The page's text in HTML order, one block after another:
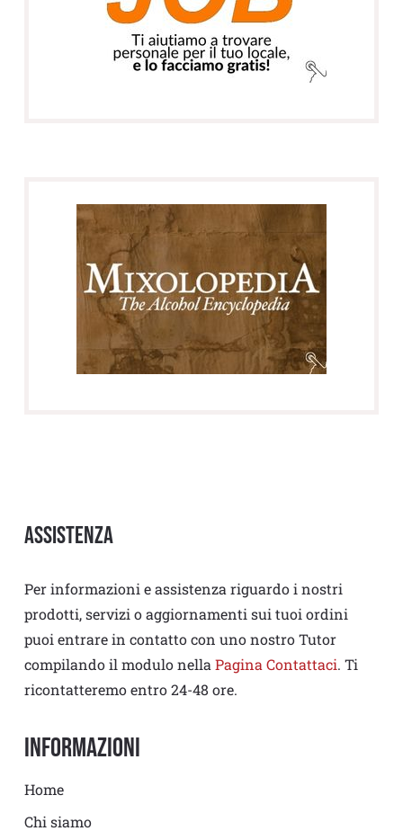
Assistenza
Per informazioni e assistenza riguardo i nostri
prodotti, servizi o aggiornamenti sui tuoi ordini
puoi entrare in contatto con uno nostro Tutor
compilando il modulo nella Pagina Contattaci. Ti
ricontatteremo entro 24-48 ore.
Informazioni
Home
Chi siamo